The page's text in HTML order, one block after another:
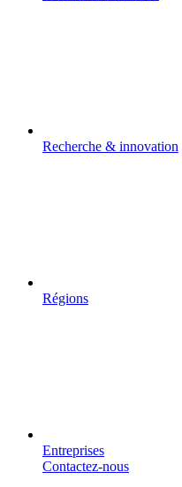
Recherche & innovation
Régions
Entreprises
Contactez-nous